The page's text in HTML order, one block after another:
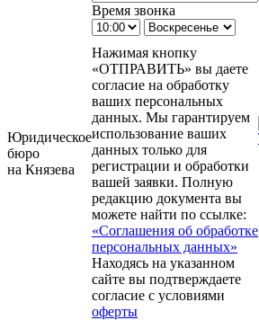
Юридическое
бюро
на Князева
Время звонка
Нажимая кнопку
«ОТПРАВИТЬ» вы даете
согласие на обработку
ваших персональных
данных. Мы гарантируем
использование ваших
данных только для
регистрации и обработки
вашей заявки. Полную
редакцию документа вы
можете найти по ссылке:
«Соглашения об обработке
персональных данных»
Находясь на указанном
сайте вы подтверждаете
согласие с условиями
оферты